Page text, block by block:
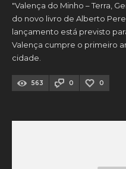
"Valença do Minho – Terra,
do novo livro de Alberto
lançamento está previsto
Valença cumpre o primeiro
cidade.
563 0 0